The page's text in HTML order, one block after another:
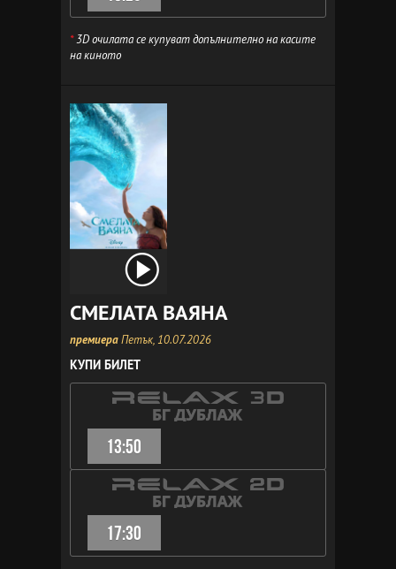
*3D очилата се купуват допълнително на касите
на киното
СМЕЛАТА ВАЯНА
премиераПетък, 10.07.2026
КУПИ БИЛЕТ
13:50
17:30